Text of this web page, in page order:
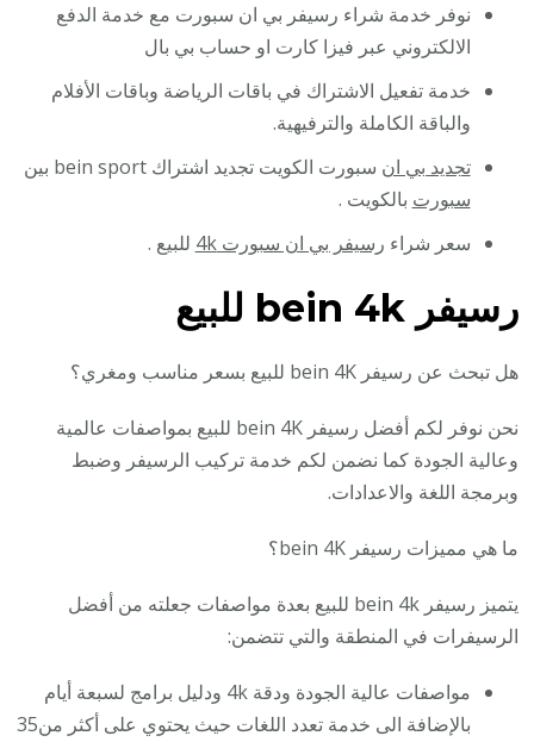
نوفر خدمة شراء رسيفر بي ان سبورت مع خدمة الدفع
الالكتروني عبر فيزا كارت او حساب بي بال
خدمة تفعيل الاشتراك في باقات الرياضة وباقات الأفلام
والباقة الكاملة والترفيهية.
تجديد بي ان سبورت الكويت تجديد اشتراك bein sport
بين
سبورت بالكويت .
سعر شراء رسيفر بي ان سبورت 4k للبيع .
رسيفر bein 4k للبيع
هل تبحث عن رسيفر bein 4K للبيع بسعر مناسب ومغري؟
نحن نوفر لكم أفضل رسيفر bein 4K للبيع بمواصفات عالمية
وعالية الجودة كما نضمن لكم خدمة تركيب الرسيفر وضبط
وبرمجة اللغة والاعدادات.
ما هي مميزات رسيفر bein 4K؟
يتميز رسيفر bein 4k للبيع بعدة مواصفات جعلته من أفضل
الرسيفرات في المنطقة والتي تتضمن:
مواصفات عالية الجودة ودقة 4k ودليل برامج لسبعة أيام
بالإضافة الى خدمة تعدد اللغات حيث يحتوي على أكثر من35